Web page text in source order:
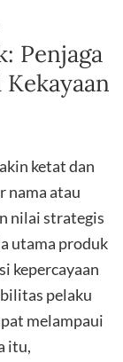
Penjaga
ketat dan
nama atau
nilai strategis
utama produk
kepercayaan
pelaku
melampaui
itu,